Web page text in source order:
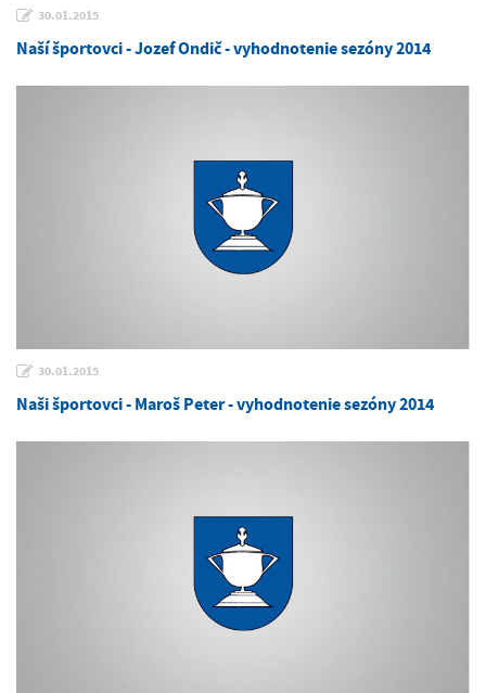
30.01.2015
Naší športovci - Jozef Ondič - vyhodnotenie sezóny 2014
30.01.2015
Naši športovci - Maroš Peter - vyhodnotenie sezóny 2014